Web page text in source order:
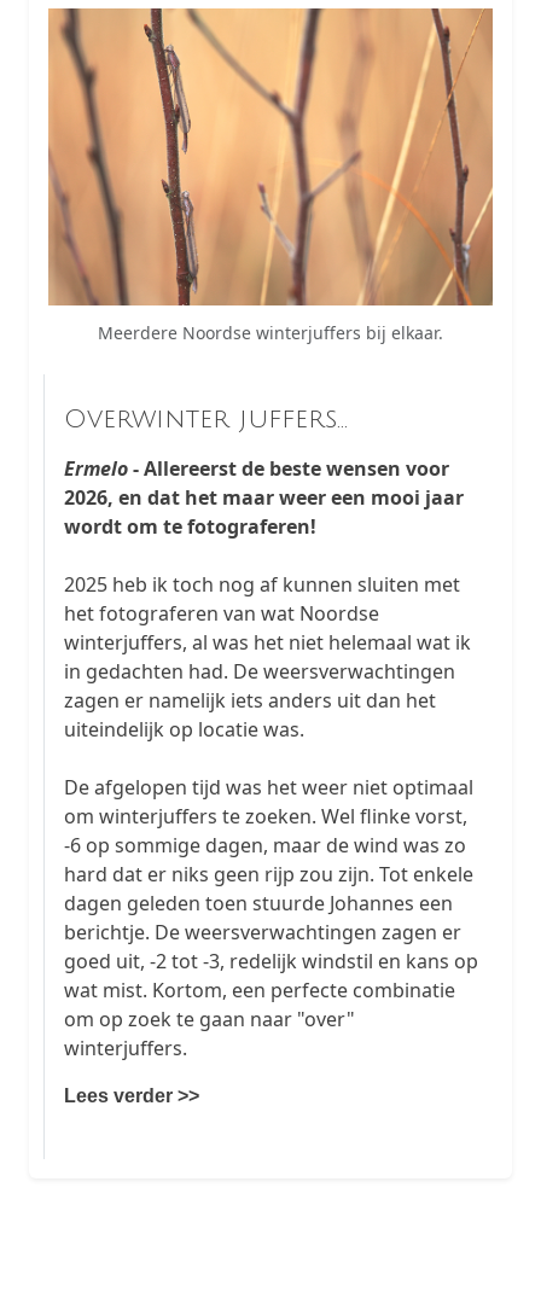
Meerdere Noordse winterjuffers bij elkaar.
Overwinter juffers...
Ermelo- Allereerst de beste wensen voor
2026, en dat het maar weer een mooi jaar
wordt om te fotograferen!
2025 heb ik toch nog af kunnen sluiten met
het fotograferen van wat Noordse
winterjuffers, al was het niet helemaal wat ik
in gedachten had. De weersverwachtingen
zagen er namelijk iets anders uit dan het
uiteindelijk op locatie was.
De afgelopen tijd was het weer niet optimaal
om winterjuffers te zoeken. Wel flinke vorst,
-6 op sommige dagen, maar de wind was zo
hard dat er niks geen rijp zou zijn. Tot enkele
dagen geleden toen stuurde Johannes een
berichtje. De weersverwachtingen zagen er
goed uit, -2 tot -3, redelijk windstil en kans op
wat mist. Kortom, een perfecte combinatie
om op zoek te gaan naar "over"
winterjuffers.
Lees verder >>